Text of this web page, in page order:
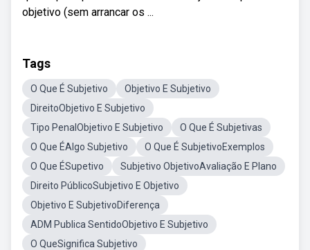
objetivo (sem arrancar os ...
Tags
O Que É Subjetivo
Objetivo E Subjetivo
DireitoObjetivo E Subjetivo
Tipo PenalObjetivo E Subjetivo
O Que É Subjetivas
O Que ÉAlgo Subjetivo
O Que É SubjetivoExemplos
O Que ÉSupetivo
Subjetivo ObjetivoAvaliação E Plano
Direito PúblicoSubjetivo E Objetivo
Objetivo E SubjetivoDiferença
ADM Publica SentidoObjetivo E Subjetivo
O QueSignifica Subjetivo